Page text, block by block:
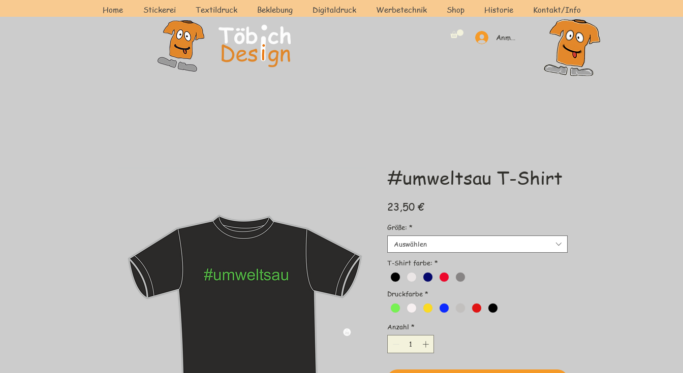
Home Stickerei Textildruck Beklebung Digitaldruck Werbetechnik Shop Historie Kontakt/Info
Anmelden
#umweltsau T-Shirt
23,50 €Preis
Größe: *
Auswählen
T-Shirt farbe: *
Druckfarbe *
Anzahl *